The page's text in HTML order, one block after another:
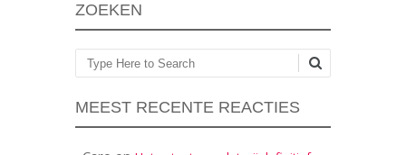
ZOEKEN
Zoeken
MEEST RECENTE REACTIES